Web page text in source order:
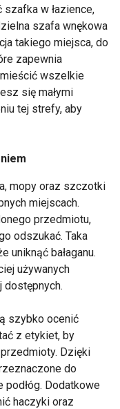
w łazience,
szafa wnękowa
takiego miejsca, do
zapewnia
wszelkie
się małymi
tej strefy, aby
mopy oraz szczotki
miejscach.
przedmiotu,
odszukać. Taka
uniknąć bałaganu.
używanych
dostępnych.
szybko ocenić
z etykiet, by
Dzięki
do
podłóg. Dodatkowe
haczyki oraz